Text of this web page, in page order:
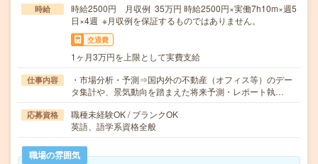
時給
時給2500円 月収例 35万円 時給2500円×実働7h10m×週5
日×4週 ※月収例を保証するものではありません。
交通費
1ヶ月3万円を上限として実費支給
仕事内容
・市場分析・予測⇒国内外の不動産（オフィス等）のデー
タ集計や、景気動向を踏まえた将来予測・レポート執…
応募資格
職種未経験OK / ブランクOK
英語、語学系資格全般
職場の雰囲気